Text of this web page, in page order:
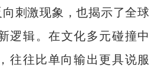
向刺激现象，也揭示了全球
逻辑。在文化多元碰撞中
往往比单向输出更具说服